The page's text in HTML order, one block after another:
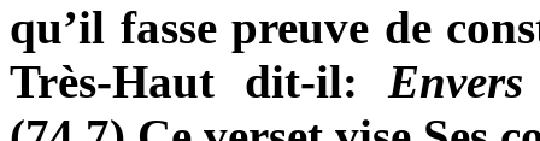
qu’il fasse preuve de
Très-Haut dit-il: